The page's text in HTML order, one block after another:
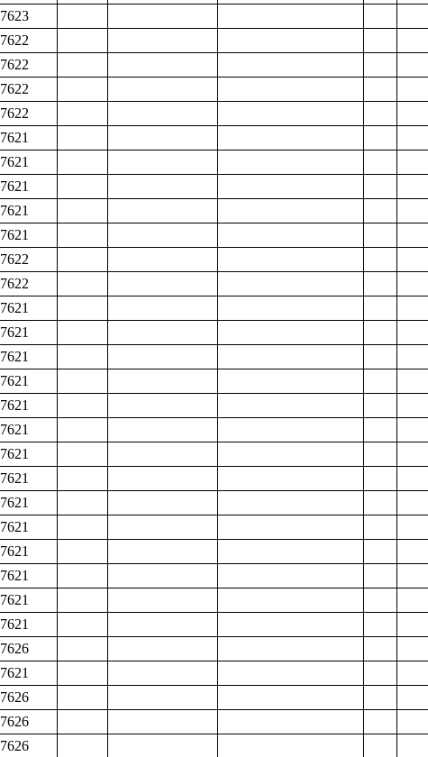
7623
7622
7622
7622
7622
7621
7621
7621
7621
7621
7622
7622
7621
7621
7621
7621
7621
7621
7621
7621
7621
7621
7621
7621
7621
7621
7626
7621
7626
7626
7626